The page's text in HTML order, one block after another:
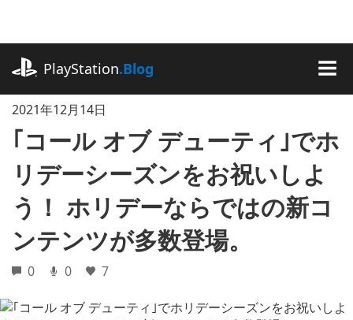
に
ッ
PlayStation.Blog
2021年12月14日
｢コール オブ デューティ｣でホ
リデーシーズンをお祝いしよ
う！ ホリデーならではの新コ
ンテンツが多数登場。
0 0 7